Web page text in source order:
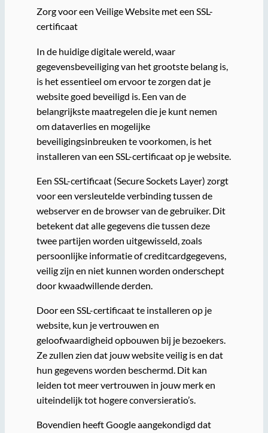
Zorg voor een Veilige Website met een SSL-
certificaat
In de huidige digitale wereld, waar
gegevensbeveiliging van het grootste belang is,
is het essentieel om ervoor te zorgen dat je
website goed beveiligd is. Een van de
belangrijkste maatregelen die je kunt nemen
om dataverlies en mogelijke
beveiligingsinbreuken te voorkomen, is het
installeren van een SSL-certificaat op je website.
Een SSL-certificaat (Secure Sockets Layer) zorgt
voor een versleutelde verbinding tussen de
webserver en de browser van de gebruiker. Dit
betekent dat alle gegevens die tussen deze
twee partijen worden uitgewisseld, zoals
persoonlijke informatie of creditcardgegevens,
veilig zijn en niet kunnen worden onderschept
door kwaadwillende derden.
Door een SSL-certificaat te installeren op je
website, kun je vertrouwen en
geloofwaardigheid opbouwen bij je bezoekers.
Ze zullen zien dat jouw website veilig is en dat
hun gegevens worden beschermd. Dit kan
leiden tot meer vertrouwen in jouw merk en
uiteindelijk tot hogere conversieratio’s.
Bovendien heeft Google aangekondigd dat